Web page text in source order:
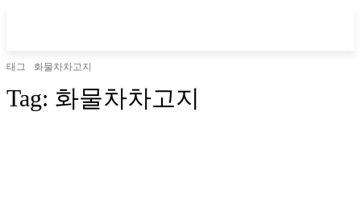
태그 화물차차고지
Tag: 화물차차고지